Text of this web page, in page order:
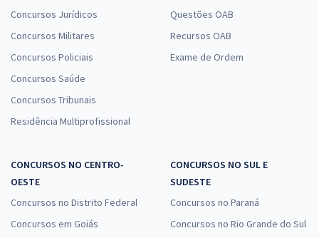
Concursos Jurídicos
Concursos Militares
Concursos Policiais
Concursos Saúde
Concursos Tribunais
Residência Multiprofissional
Questões OAB
Recursos OAB
Exame de Ordem
CONCURSOS NO CENTRO-
OESTE
Concursos no Distrito Federal
Concursos em Goiás
CONCURSOS NO SUL E
SUDESTE
Concursos no Paraná
Concursos no Rio Grande do Sul